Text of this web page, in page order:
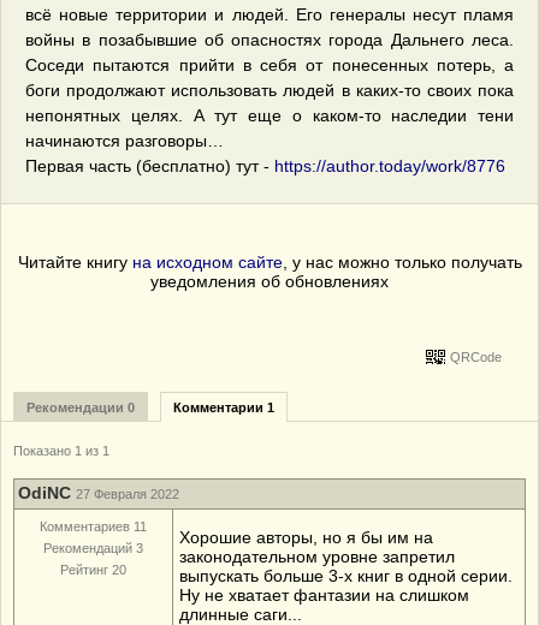
всё новые территории и людей. Его генералы несут пламя
войны в позабывшие об опасностях города Дальнего леса.
Соседи пытаются прийти в себя от понесенных потерь, а
боги продолжают использовать людей в каких-то своих пока
непонятных целях. А тут еще о каком-то наследии тени
начинаются разговоры…
Первая часть (бесплатно) тут - https://author.today/work/8776
Читайте книгу на исходном сайте, у нас можно только получать
уведомления об обновлениях
QRCode
Рекомендации 0 Комментарии 1
Показано 1 из 1
OdiNC 27 Февраля 2022
Комментариев 11
Рекомендаций 3
Рейтинг 20
Хорошие авторы, но я бы им на
законодательном уровне запретил
выпускать больше 3-х книг в одной серии.
Ну не хватает фантазии на слишком
длинные саги...